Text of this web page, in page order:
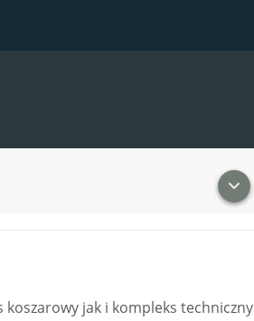
jak i kompleks techniczny